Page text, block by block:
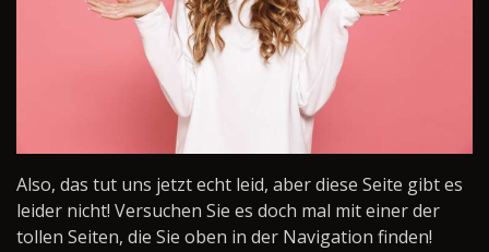
Also, das tut uns jetzt echt leid, aber diese Seite gibt es
leider nicht! Versuchen Sie es doch mal mit einer der
tollen Seiten, die Sie oben in der Navigation finden!